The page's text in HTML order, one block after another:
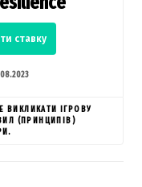
ставку
ВИКЛИКАТИ ІГРОВУ
(ПРИНЦИПІВ)